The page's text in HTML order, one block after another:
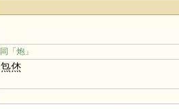
同「炮 」
炰烋